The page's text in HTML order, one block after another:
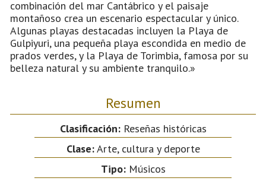
combinación del mar Cantábrico y el paisaje
montañoso crea un escenario espectacular y único.
Algunas playas destacadas incluyen la Playa de
Gulpiyuri, una pequeña playa escondida en medio de
prados verdes, y la Playa de Torimbia, famosa por su
belleza natural y su ambiente tranquilo.»
Resumen
Clasificación:Reseñas históricas
Clase:Arte, cultura y deporte
Tipo:Músicos